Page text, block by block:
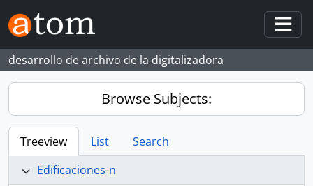
Skip to main content
desarrollo de archivo de la digitalizadora
Browse Subjects:
Treeview List
Search
Edificaciones-n